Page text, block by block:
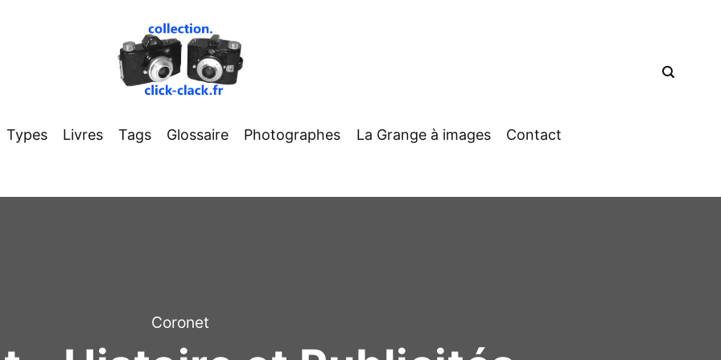
Types Livres Tags Glossaire Photographes La Grange à images Contact
Coronet